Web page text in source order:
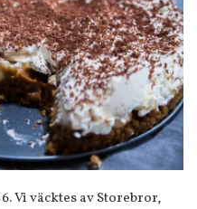
Vi väcktes av Storebror,